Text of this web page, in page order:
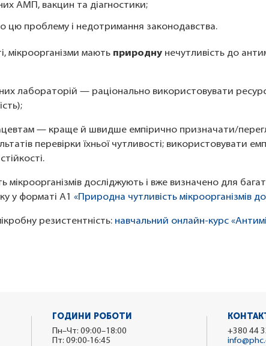
АМП, вакцин та діагностики;
цю проблему і недотримання законодавства.
мікроорганізми мають природну нечутливість до
лабораторій — раціонально використовувати
— краще й швидше емпірично призначати/
перевірки їхньої чутливості; використовувати
мікроорганізмів досліджують і вже визначено для
у форматі A1 «Природна чутливість мікроорганізмів
резистентність: навчальний онлайн-курс
ГОДИНИ РОБОТИ
Пн–Чт: 09:00–18:00
Пт: 09:00-16:45
+380 44